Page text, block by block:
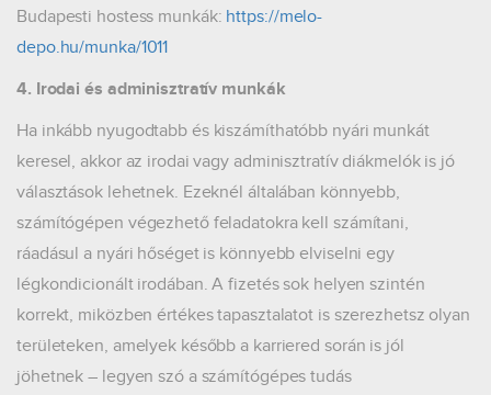
Budapesti hostess munkák: https://melo-
depo.hu/munka/1011
4. Irodai és adminisztratív munkák
Ha inkább nyugodtabb és kiszámíthatóbb nyári munkát
keresel, akkor az irodai vagy adminisztratív diákmelók is jó
választások lehetnek. Ezeknél általában könnyebb,
számítógépen végezhető feladatokra kell számítani,
ráadásul a nyári hőséget is könnyebb elviselni egy
légkondicionált irodában. A fizetés sok helyen szintén
korrekt, miközben értékes tapasztalatot is szerezhetsz olyan
területeken, amelyek később a karriered során is jól
jöhetnek – legyen szó a számítógépes tudás